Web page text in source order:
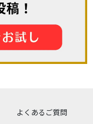
よくあるご質問